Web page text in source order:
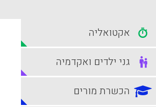
אקטואליה
גני ילדים ואקדמיה
הכשרת מורים